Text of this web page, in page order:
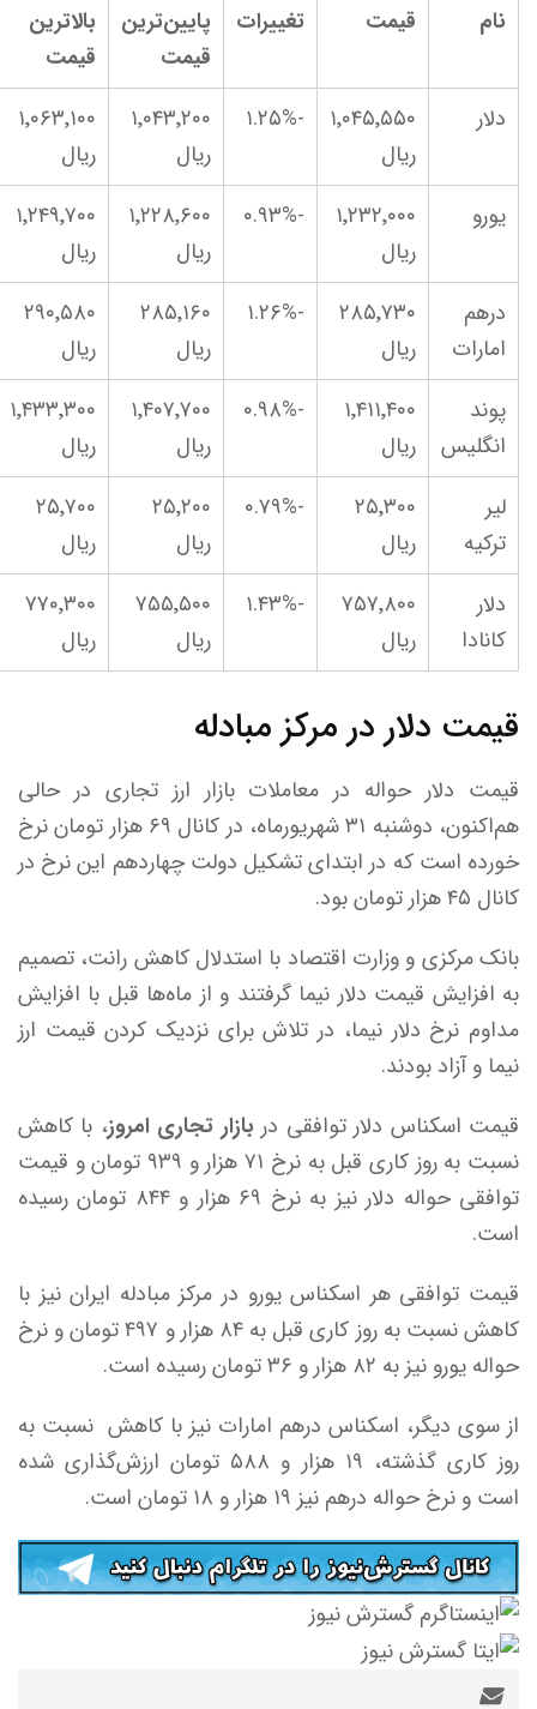
نام قیمت تغییرات
پایین‌ترین
قیمت
بالاترین
قیمت
دلار
۱٬۰۴۵٬۵۵۰
ریال
-۱.۲۵%
۱٬۰۴۳٬۲۰۰
ریال
۱٬۰۶۳٬۱۰۰
ریال
یورو
۱٬۲۳۲٬۰۰۰
ریال
-۰.۹۳%
۱٬۲۲۸٬۶۰۰
ریال
۱٬۲۴۹٬۷۰۰
ریال
درهم
امارات
۲۸۵٬۷۳۰
ریال
-۱.۲۶%
۲۸۵٬۱۶۰
ریال
۲۹۰٬۵۸۰
ریال
پوند
انگلیس
۱٬۴۱۱٬۴۰۰
ریال
-۰.۹۸%
۱٬۴۰۷٬۷۰۰
ریال
۱٬۴۳۳٬۳۰۰
ریال
لیر
ترکیه
۲۵٬۳۰۰
ریال
-۰.۷۹%
۲۵٬۲۰۰
ریال
۲۵٬۷۰۰
ریال
دلار
کانادا
۷۵۷٬۸۰۰
ریال
-۱.۴۳%
۷۵۵٬۵۰۰
ریال
۷۷۰٬۳۰۰
ریال
قیمت دلار در مرکز مبادله
قیمت دلار حواله در معاملات بازار ارز تجاری در حالی
هم‌اکنون، دوشنبه ۳۱ شهریورماه، در کانال ۶۹ هزار تومان نرخ
خورده است که در ابتدای تشکیل دولت چهاردهم این نرخ در
کانال ۴۵ هزار تومان بود.
بانک مرکزی و وزارت اقتصاد با استدلال کاهش رانت، تصمیم
به افزایش قیمت دلار نیما گرفتند و از ماه‌ها قبل با افزایش
مداوم نرخ دلار نیما، در تلاش برای نزدیک کردن قیمت ارز
نیما و آزاد بودند.
قیمت اسکناس دلار توافقی در بازار تجاری امروز، با کاهش
نسبت به روز کاری قبل به نرخ ۷۱ هزار و ۹۳۹ تومان و قیمت
توافقی حواله دلار نیز به نرخ ۶۹ هزار و ۸۴۴ تومان رسیده
است.
قیمت توافقی هر اسکناس یورو در مرکز مبادله ایران نیز با
کاهش نسبت به روز کاری قبل به ۸۴ هزار و ۴۹۷ تومان و نرخ
حواله یورو نیز به ۸۲ هزار و ۳۶ تومان رسیده است.
از سوی دیگر، اسکناس درهم امارات نیز با کاهش نسبت به
روز کاری گذشته، ۱۹ هزار و ۵۸۸ تومان ارزش‌گذاری شده
است و نرخ حواله درهم نیز ۱۹ هزار و ۱۸ تومان است.